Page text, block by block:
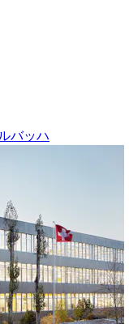
バッハ